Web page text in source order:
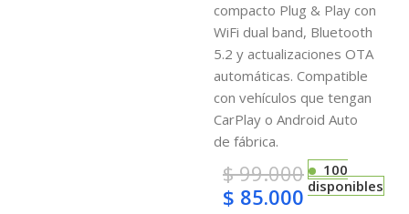
compacto Plug & Play con
WiFi dual band, Bluetooth
5.2 y actualizaciones OTA
automáticas. Compatible
con vehículos que tengan
CarPlay o Android Auto
de fábrica.
$99.000
$ 85.000
100
disponibles